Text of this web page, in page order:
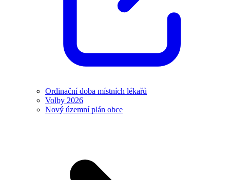
Ordinační doba místních lékařů
Volby 2026
Nový územní plán obce